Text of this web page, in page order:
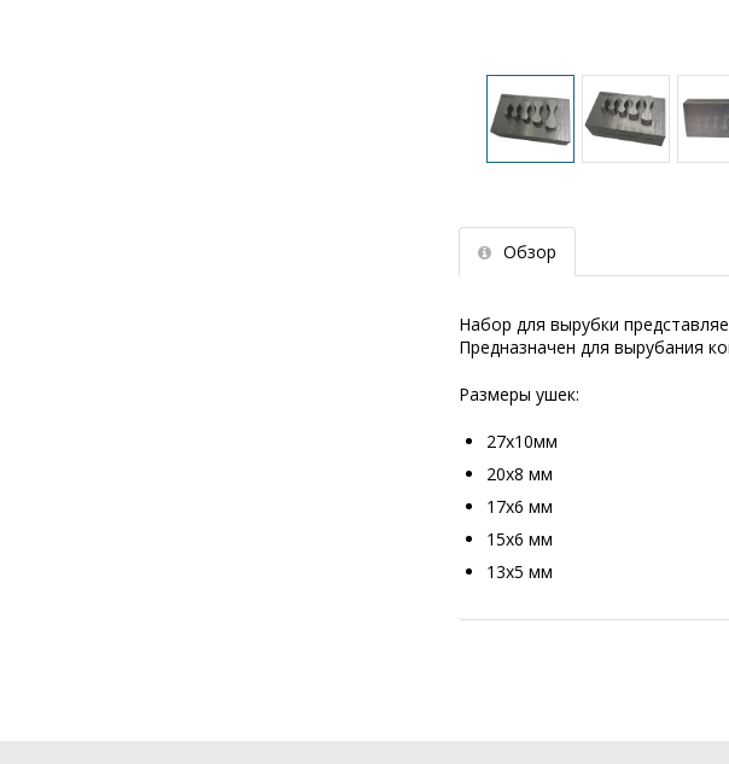
Обзор
Набор для вырубки
Предназначен для вырубания
Размеры ушек:
27х10мм
20х8 мм
17х6 мм
15х6 мм
13х5 мм